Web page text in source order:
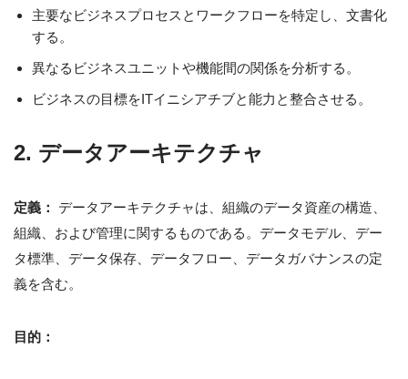
主要なビジネスプロセスとワークフローを特定し、文書化
する。
異なるビジネスユニットや機能間の関係を分析する。
ビジネスの目標をITイニシアチブと能力と整合させる。
2. データアーキテクチャ
定義：
データアーキテクチャは、組織のデータ資産の構造、
組織、および管理に関するものである。データモデル、デー
タ標準、データ保存、データフロー、データガバナンスの定
義を含む。
目的：